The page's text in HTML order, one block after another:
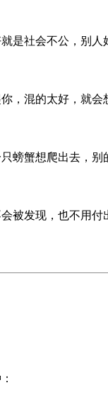
是社会不公，别
，混的太好，就
螃蟹想爬出去，
被发现，也不用付